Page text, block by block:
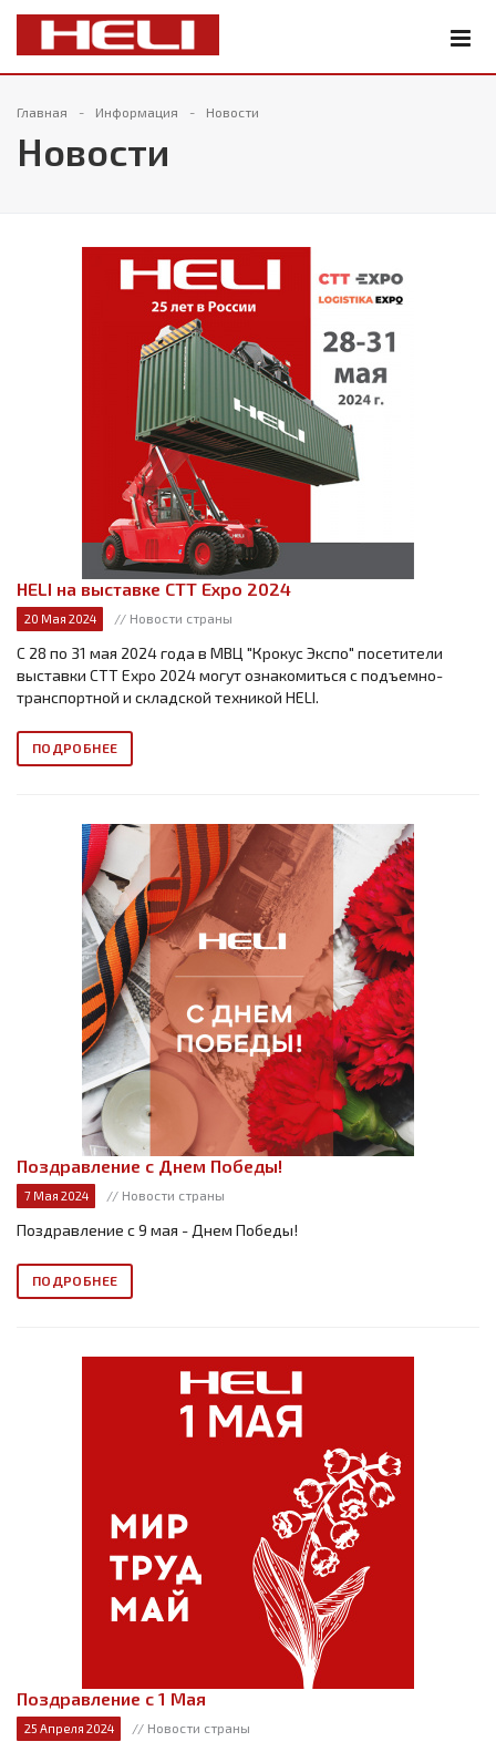
Главная Информация Новости
Новости
HELI на выставке СТТ Expo 2024
20 Мая 2024 // Новости страны
С 28 по 31 мая 2024 года в МВЦ "Крокус Экспо" посетители
выставки СТТ Expo 2024 могут ознакомиться с подъемно-
транспортной и складской техникой HELI.
ПОДРОБНЕЕ
Поздравление с Днем Победы!
7 Мая 2024 // Новости страны
Поздравление с 9 мая - Днем Победы!
ПОДРОБНЕЕ
Поздравление с 1 Мая
25 Апреля 2024 // Новости страны